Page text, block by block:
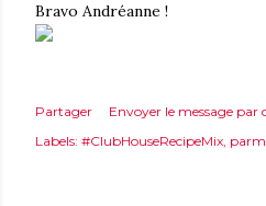
Bravo Andréanne !
Partager
Envoyer le message par
Labels: #ClubHouseRecipeMix